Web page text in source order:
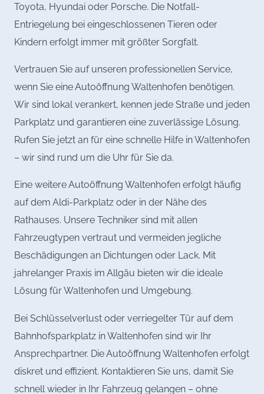
Toyota, Hyundai oder Porsche. Die Notfall-
Entriegelung bei eingeschlossenen Tieren oder
Kindern erfolgt immer mit größter Sorgfalt.
Vertrauen Sie auf unseren professionellen Service,
wenn Sie eine Autoöffnung Waltenhofen benötigen.
Wir sind lokal verankert, kennen jede Straße und jeden
Parkplatz und garantieren eine zuverlässige Lösung.
Rufen Sie jetzt an für eine schnelle Hilfe in Waltenhofen
– wir sind rund um die Uhr für Sie da.
Eine weitere Autoöffnung Waltenhofen erfolgt häufig
auf dem Aldi-Parkplatz oder in der Nähe des
Rathauses. Unsere Techniker sind mit allen
Fahrzeugtypen vertraut und vermeiden jegliche
Beschädigungen an Dichtungen oder Lack. Mit
jahrelanger Praxis im Allgäu bieten wir die ideale
Lösung für Waltenhofen und Umgebung.
Bei Schlüsselverlust oder verriegelter Tür auf dem
Bahnhofsparkplatz in Waltenhofen sind wir Ihr
Ansprechpartner. Die Autoöffnung Waltenhofen erfolgt
diskret und effizient. Kontaktieren Sie uns, damit Sie
schnell wieder in Ihr Fahrzeug gelangen – ohne